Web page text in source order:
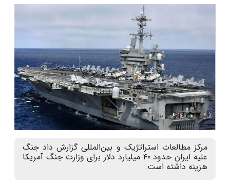
مرکز مطالعات استراتژیک و بین‌المللی گزارش داد جنگ
علیه ایران حدود ۴۰ میلیارد دلار برای وزارت جنگ آمریکا
هزینه داشته است.